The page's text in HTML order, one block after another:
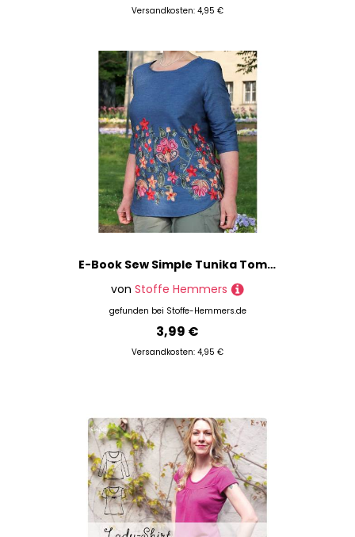
Versandkosten: 4,95 €
E-Book Sew Simple Tunika Tomris 32-60
von Stoffe Hemmers
gefunden bei Stoffe-Hemmers.de
3,99 €
Versandkosten: 4,95 €